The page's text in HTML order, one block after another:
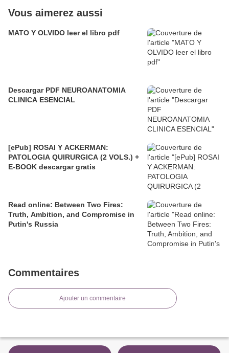
Vous aimerez aussi
MATO Y OLVIDO leer el libro pdf
Descargar PDF NEUROANATOMIA
CLINICA ESENCIAL
[ePub] ROSAI Y ACKERMAN:
PATOLOGIA QUIRURGICA (2 VOLS.) +
E-BOOK descargar gratis
Read online: Between Two Fires:
Truth, Ambition, and Compromise in
Putin's Russia
Commentaires
Ajouter un commentaire